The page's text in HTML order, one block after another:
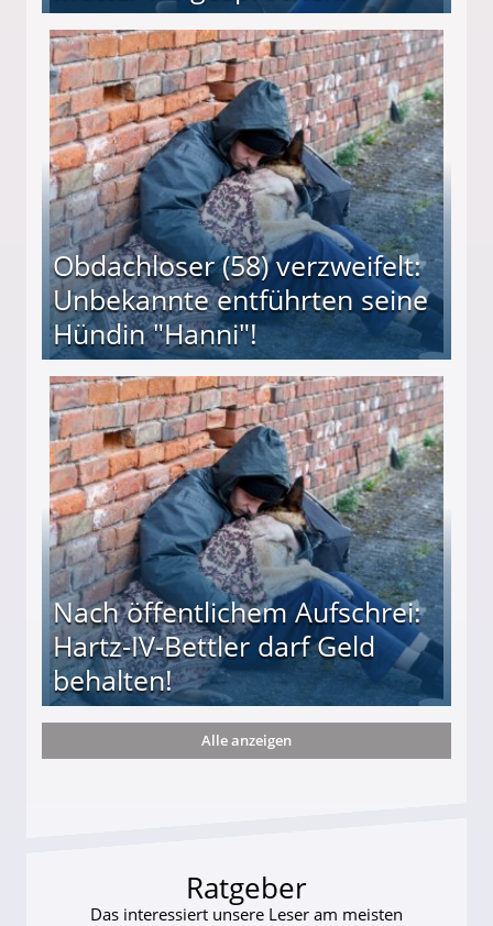
Mutter freigesprochen!
Obdachloser (58) verzweifelt:
Unbekannte entführten seine
Hündin "Hanni"!
entführten seine Hündin "Hanni"!
Nach öffentlichem Aufschrei:
Hartz-IV-Bettler darf Geld
behalten!
darf Geld behalten!
Alle anzeigen
Ratgeber
Das interessiert unsere Leser am meisten